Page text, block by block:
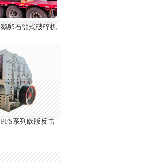
鹅卵石颚式破碎机
PFS系列欧版反击